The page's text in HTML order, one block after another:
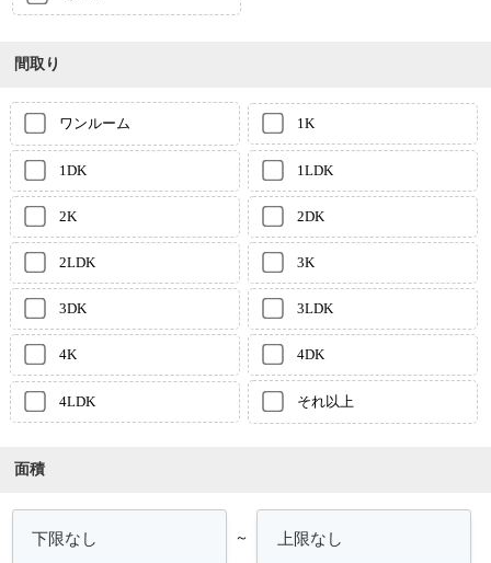
間取り
ワンルーム 1K
1DK 1LDK
2K 2DK
2LDK 3K
3DK 3LDK
4K 4DK
4LDK それ以上
面積
～